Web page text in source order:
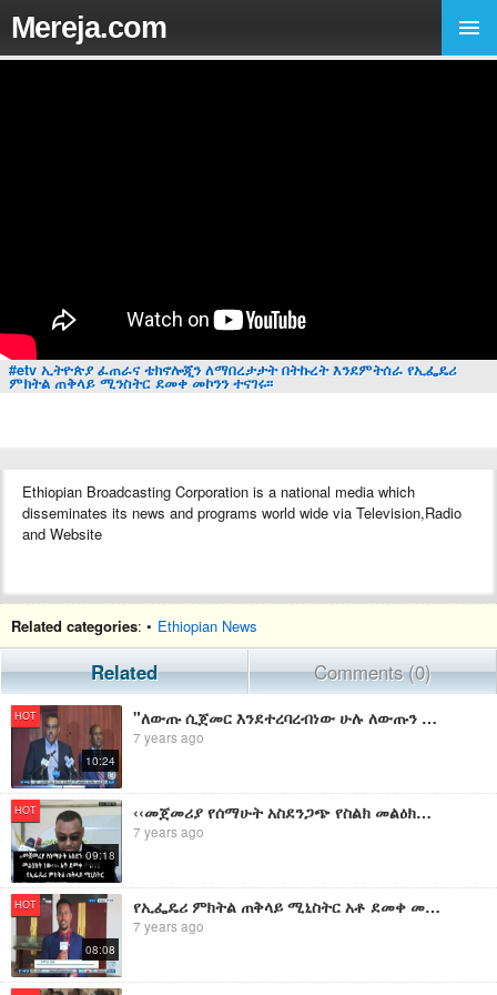
Mereja.com
#etv ኢትዮጵያ ፈጠራና ቴክኖሎጂን ለማበረታታት በትኩረት እንደምትሰራ የኢፌዴሪ
ምክትል ጠቅላይ ሚንስትር ደመቀ መኮንን ተናገሩ፡፡
Ethiopian Broadcasting Corporation is a national media which
disseminates its news and programs world wide via Television,Radio
and Website
Related categories: • Ethiopian News
Related Comments (0)
HOT
10:24
"ለውጡ ሲጀመር እንደተረባረብነው ሁሉ ለውጡን ማስቀጠል ይገባል" የኢፌዴሪ ምክትል ጠቅላይ ሚኒስትር አቶ ደመቀ መኮንን
7 years ago
HOT
09:18
‹‹መጀመሪያ የሰማሁት አስደንጋጭ የስልክ መልዕክት ነው፡፡›› አቶ ደመቀ መኮንን የኢፌዴሪ ምክትል ጠቅላይ ሚኒስትር
7 years ago
HOT
08:08
የኢፌዴሪ ምክትል ጠቅላይ ሚኒስትር አቶ ደመቀ መኮንን የሚመሩት ሕዝባዊ ውይይት ከዛሬ ጀምሮ ለሁለት ቀናት በባሕር ዳር እየተካሄደ ነው፡፡
7 years ago